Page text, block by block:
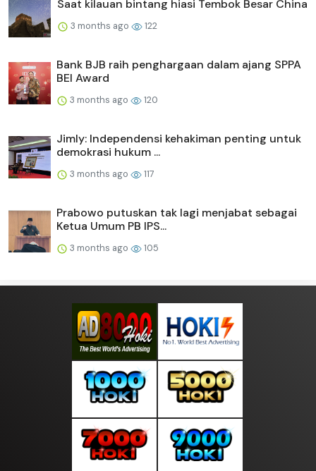
Saat kilauan bintang hiasi Tembok Besar China
3 months ago 122
Bank BJB raih penghargaan dalam ajang SPPA
BEI Award
3 months ago 120
Jimly: Independensi kehakiman penting untuk
demokrasi hukum ...
3 months ago 117
Prabowo putuskan tak lagi menjabat sebagai
Ketua Umum PB IPS...
3 months ago 105